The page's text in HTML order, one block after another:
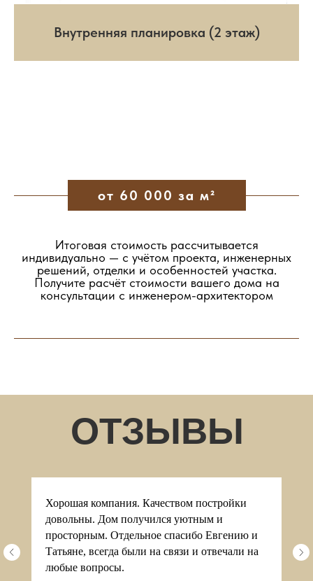
Внутренняя планировка (2 этаж)
от 60 000 за м²
Итоговая стоимость рассчитывается
индивидуально — с учётом проекта, инженерных
решений, отделки и особенностей участка.
Получите расчёт стоимости вашего дома на
консультации с инженером-архитектором
Хорошая компания. Качеством постройки
довольны. Дом получился уютным и
просторным. Отдельное спасибо Евгению и
Татьяне, всегда были на связи и отвечали на
любые вопросы.
НАША КОМАНДА
Евгений Пономаренко Игорь Коныжев